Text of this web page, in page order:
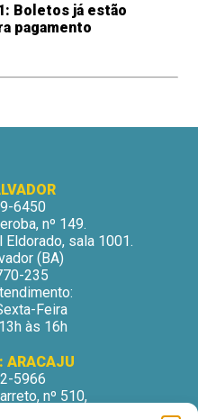
Boletos já estão
pagamento
6450
nº 149.
Eldorado, sala 1001.
(BA)
235
Feira
às 16h
ARACAJU
5966
nº 510,